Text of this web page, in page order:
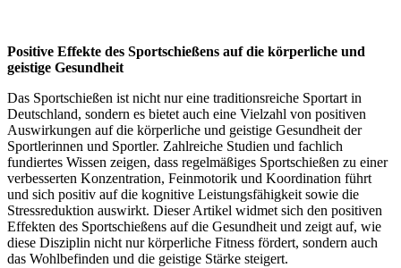
Positive Effekte des Sportschießens auf die körperliche und
geistige Gesundheit
Das Sportschießen ist nicht nur eine traditionsreiche Sportart in
Deutschland, sondern es bietet auch eine Vielzahl von positiven
Auswirkungen auf die körperliche und geistige Gesundheit der
Sportlerinnen und Sportler. Zahlreiche Studien und fachlich
fundiertes Wissen zeigen, dass regelmäßiges Sportschießen zu einer
verbesserten Konzentration, Feinmotorik und Koordination führt
und sich positiv auf die kognitive Leistungsfähigkeit sowie die
Stressreduktion auswirkt. Dieser Artikel widmet sich den positiven
Effekten des Sportschießens auf die Gesundheit und zeigt auf, wie
diese Disziplin nicht nur körperliche Fitness fördert, sondern auch
das Wohlbefinden und die geistige Stärke steigert.